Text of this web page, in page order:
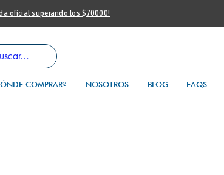
oficial superando los $70000!
COMPRAR? NOSOTROS BLOG FAQS